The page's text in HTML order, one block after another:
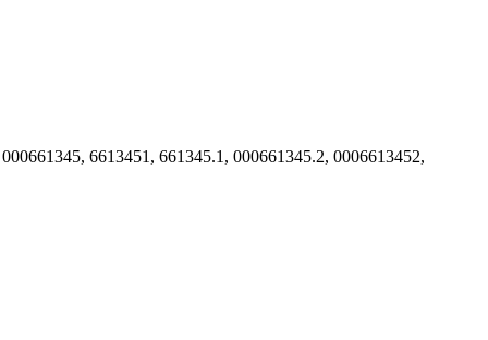
6613451, 661345.1, 000661345.2, 0006613452,